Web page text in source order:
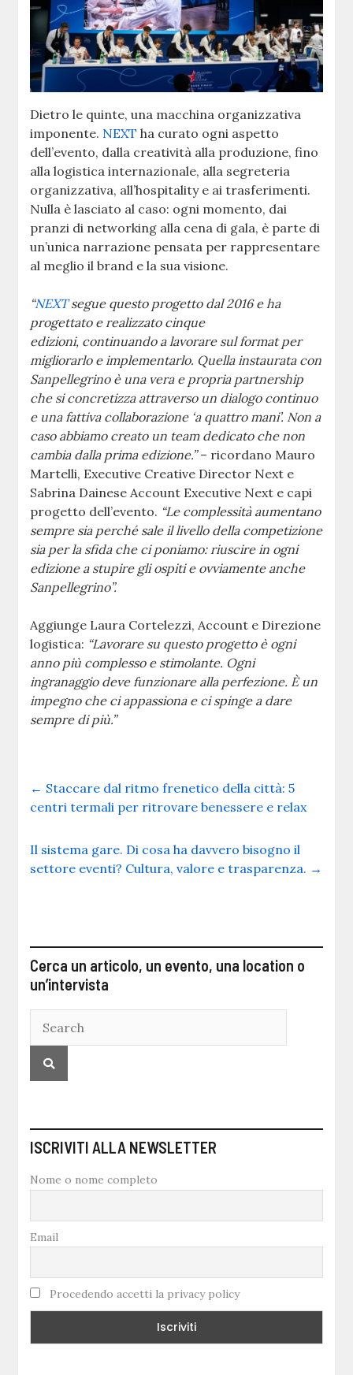
Dietro le quinte, una macchina organizzativa
imponente. NEXT ha curato ogni aspetto
dell’evento, dalla creatività alla produzione, fino
alla logistica internazionale, alla segreteria
organizzativa, all’hospitality e ai trasferimenti.
Nulla è lasciato al caso: ogni momento, dai
pranzi di networking alla cena di gala, è parte di
un’unica narrazione pensata per rappresentare
al meglio il brand e la sua visione.
“NEXTsegue questo progetto dal 2016 e ha
progettato e realizzato cinque
edizioni, continuando a lavorare sul format per
migliorarlo e implementarlo. Quella instaurata con
Sanpellegrino è una vera e propria partnership
che si concretizza attraverso un dialogo continuo
e una fattiva collaborazione ‘a quattro mani’. Non a
caso abbiamo creato un team dedicato che non
cambia dalla prima edizione.”– ricordano Mauro
Martelli, Executive Creative Director Next e
Sabrina Dainese Account Executive Next e capi
progetto dell’evento. “Le complessità aumentano
sempre sia perché sale il livello della competizione
sia per la sfida che ci poniamo: riuscire in ogni
edizione a stupire gli ospiti e ovviamente anche
Sanpellegrino”.
Aggiunge Laura Cortelezzi, Account e Direzione
logistica: “Lavorare su questo progetto è ogni
anno più complesso e stimolante. Ogni
ingranaggio deve funzionare alla perfezione. È un
impegno che ci appassiona e ci spinge a dare
sempre di più.”
← Staccare dal ritmo frenetico della città: 5
centri termali per ritrovare benessere e relax
Il sistema gare. Di cosa ha davvero bisogno il
settore eventi? Cultura, valore e trasparenza. →
Cerca un articolo, un evento, una location o
un’intervista
ISCRIVITI ALLA NEWSLETTER
Nome o nome completo
Email
Procedendo accetti la privacy policy